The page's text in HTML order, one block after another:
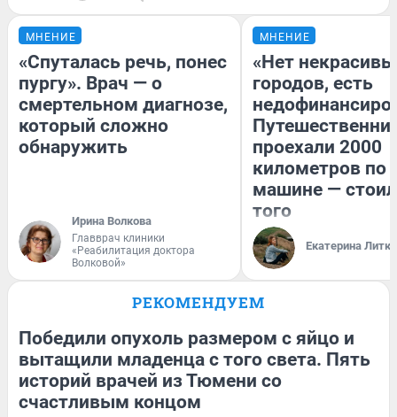
МНЕНИЕ
«Спуталась речь, понес
пургу». Врач — о
смертельном диагнозе,
который сложно
обнаружить
Ирина Волкова
Главврач клиники
«Реабилитация доктора
Волковой»
МНЕНИЕ
«Нет
городов, есть
проехали 2000
километров по
машине —
того
Екатерина
РЕКОМЕНДУЕМ
Победили опухоль размером с яйцо и
вытащили младенца с того света. Пять
историй врачей из Тюмени со
счастливым концом